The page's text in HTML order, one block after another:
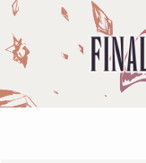
F
n
Panneau de gestion des